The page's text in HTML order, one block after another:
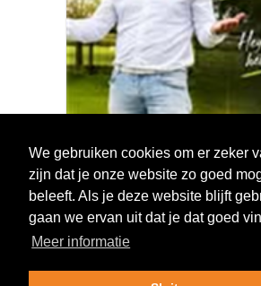
Log in om te
We gebruiken cookies om er zeker
zijn dat je onze website zo goed
beleeft. Als je deze website blijft
gaan we ervan uit dat je dat goed
Meer informatie